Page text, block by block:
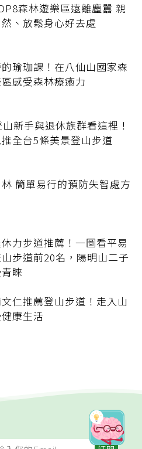
森林遊樂區遠離塵囂 親
、放鬆身心好去處
瑜珈課！在八仙山國家森
感受森林療癒力
新手與退休族群看這裡！
全台5條美景登山步道
智處方
力步道推薦！一圖看平易
步道前20名，陽明山二子
睞
仁推薦登山步道！走入山
康生活